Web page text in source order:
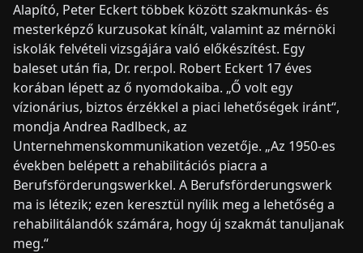
Alapító, Peter Eckert többek között szakmunkás- és
mesterképző kurzusokat kínált, valamint az mérnöki
iskolák felvételi vizsgájára való előkészítést. Egy
baleset után fia, Dr. rer.pol. Robert Eckert 17 éves
korában lépett az ő nyomdokaiba. „Ő volt egy
vízionárius, biztos érzékkel a piaci lehetőségek iránt“,
mondja Andrea Radlbeck, az
Unternehmenskommunikation vezetője. „Az 1950-es
években belépett a rehabilitációs piacra a
Berufsförderungswerkkel. A Berufsförderungswerk
ma is létezik; ezen keresztül nyílik meg a lehetőség a
rehabilitálandók számára, hogy új szakmát tanuljanak
meg.“